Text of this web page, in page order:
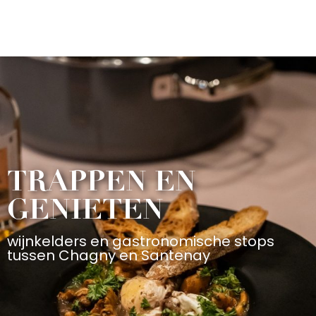
principal
TRAPPEN EN
GENIETEN
wijnkelders en gastronomische stops
tussen Chagny en Santenay